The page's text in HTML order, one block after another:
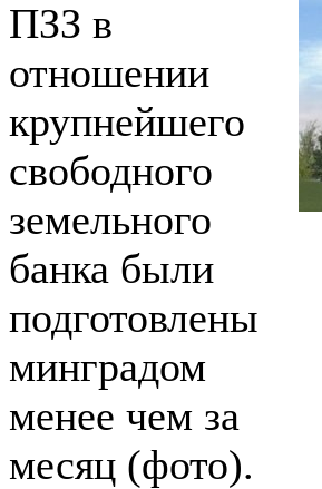
ПЗЗ в
отношении
крупнейшего
свободного
земельного
банка были
подготовлены
минградом
менее чем за
месяц (фото).